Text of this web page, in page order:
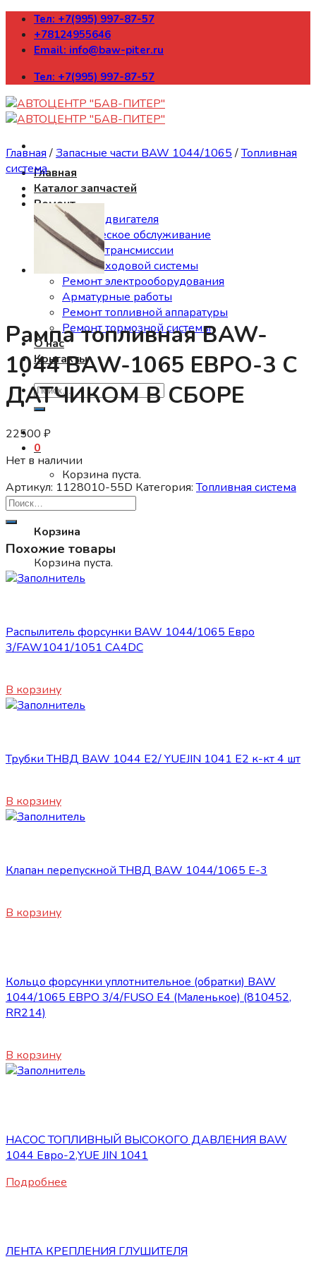
Skip
content
Тел: +7(995) 997-87-57
+78124955646
Email: info@baw-piter.ru
Тел: +7(995) 997-87-57
Главная
Каталог запчастей
Ремонт
Ремонт двигателя
Техническое обслуживание
Ремонт трансмиссии
Ремонт ходовой системы
Ремонт электрооборудования
Арматурные работы
Ремонт топливной аппаратуры
Ремонт тормозной системы
О нас
Контакты
Искать:
0
Корзина пуста.
0
Корзина
Корзина пуста.
Главная /Запасные части BAW 1044/1065 /Топливная
система
Рампа топливная BAW-
1044 BAW-1065 ЕВРО-3 С
ДАТЧИКОМ В СБОРЕ
22500 ₽
Нет в наличии
Артикул: 1128010-55D Категория:Топливная система
Похожие товары
Распылитель форсунки BAW 1044/1065 Евро
3/FAW1041/1051 CA4DC
В корзину
Трубки ТНВД BAW 1044 Е2/ YUEJIN 1041 Е2 к-кт 4 шт
В корзину
Клапан перепускной ТНВД BAW 1044/1065 Е-3
В корзину
Кольцо форсунки уплотнительное (обратки) BAW
1044/1065 ЕВРО 3/4/FUSO E4 (Маленькое) (810452,
RR214)
В корзину
НАСОС ТОПЛИВНЫЙ ВЫСОКОГО ДАВЛЕНИЯ BAW
1044 Евро-2,YUE JIN 1041
Подробнее
ЛЕНТА КРЕПЛЕНИЯ ГЛУШИТЕЛЯ